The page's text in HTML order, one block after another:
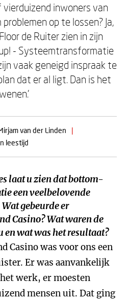
inwoners van
op te lossen? Ja,
de Ruiter zien in zijn
- Systeemtransformatie
vaak geneigd inspraak te
dat er al ligt. Dan is het
van der Linden
|
leestijd
laat u zien dat bottom-
een veelbelovende
gebeurde er
Casino? Wat waren de
en wat was het resultaat?
Casino was voor ons een
Er was aanvankelijk
werk, er moesten
mensen uit. Dat ging